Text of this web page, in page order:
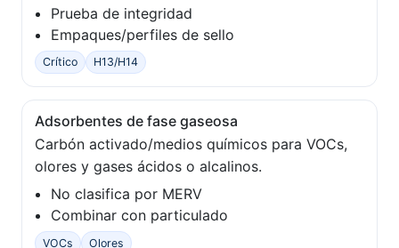
Prueba de integridad
Empaques/perfiles de sello
Crítico H13/H14
Adsorbentes de fase gaseosa
Carbón activado/medios químicos para VOCs,
olores y gases ácidos o alcalinos.
No clasifica por MERV
Combinar con particulado
VOCs Olores